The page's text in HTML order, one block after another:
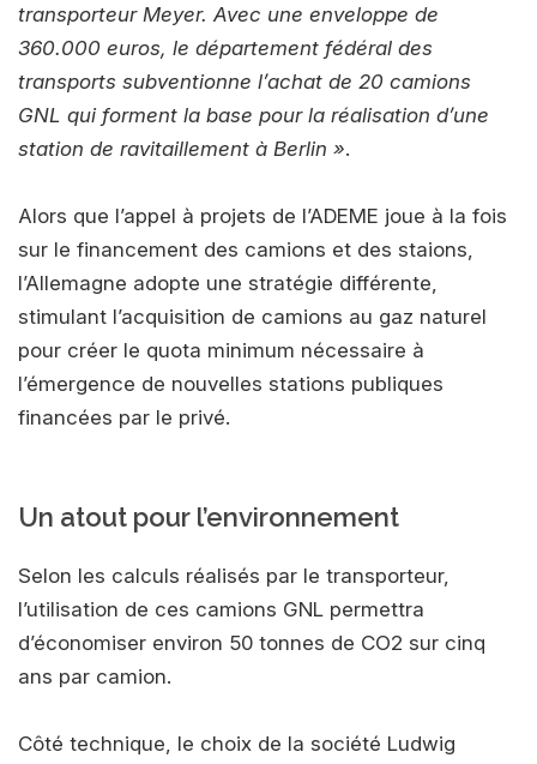
transporteur Meyer. Avec une enveloppe de
360.000 euros, le département fédéral des
transports subventionne l’achat de 20 camions
GNL qui forment la base pour la réalisation d’une
station de ravitaillement à Berlin ».
Alors que l’appel à projets de l’ADEME joue à la fois
sur le financement des camions et des staions,
l’Allemagne adopte une stratégie différente,
stimulant l’acquisition de camions au gaz naturel
pour créer le quota minimum nécessaire à
l’émergence de nouvelles stations publiques
financées par le privé.
Un atout pour l’environnement
Selon les calculs réalisés par le transporteur,
l’utilisation de ces camions GNL permettra
d’économiser environ 50 tonnes de CO2 sur cinq
ans par camion.
Côté technique, le choix de la société Ludwig